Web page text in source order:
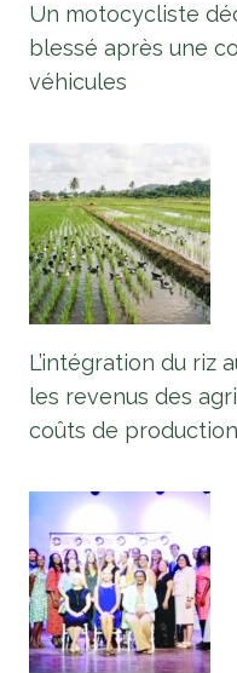
Un motocycliste
blessé après une
véhicules
L’intégration du riz
les revenus des
coûts de production